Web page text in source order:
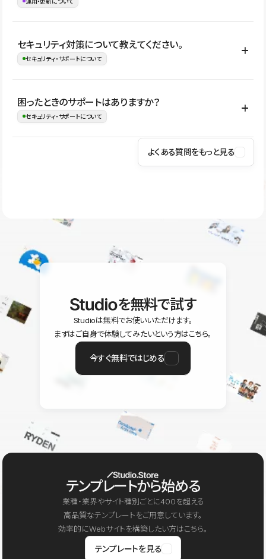
はい。CMSやコンポーネントを活用して更新範囲を設計しておく
ことで、デザインを崩しにくい状態で運用できます。 さらにコン
ながらレイアウトに影響を与えずに更新作業を進めやすくなりま
す。
セキュリティ対策について教えてください。
セキュリティ・サポートについて
Studioでは、公開サイトやサービスを安全に利用できるよう、通信
の暗号化、データ保護、アクセス管理、脆弱性対策など、複数の観
はSSL/TLSによる通信暗号化に対応しており、悪質なスクリプトの
困ったときのサポートはありますか？
セキュリティ・サポートについて
操作方法や機能については、ヘルプセンターでご確認いただけま
ユーザー同士で質問・相談できるコミュニティもご利用ください。
よくある質問をもっと見る
を無料で試す
Studioは無料でお使いいただけます。
まずはご自身で体験してみたいという方はこちら。
今すぐ無料ではじめる
テンプレートから始める
業種・業界やサイト種別ごとに400を超える
高品質なテンプレートをご用意しています。
効率的にWebサイトを構築したい方はこちら。
テンプレートを見る